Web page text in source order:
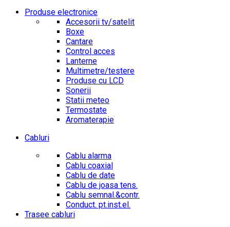
Produse electronice
Accesorii tv/satelit
Boxe
Cantare
Control acces
Lanterne
Multimetre/testere
Produse cu LCD
Sonerii
Statii meteo
Termostate
Aromaterapie
Cabluri
Cablu alarma
Cablu coaxial
Cablu de date
Cablu de joasa tens.
Cablu semnal.&contr.
Conduct. pt.inst.el.
Trasee cabluri